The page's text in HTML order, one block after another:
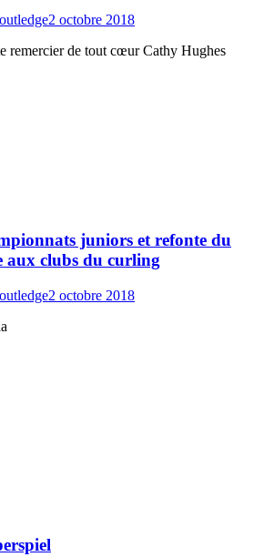
2 octobre 2018
remercier de tout cœur Cathy Hughes
juniors et refonte du
aux clubs du curling
2 octobre 2018